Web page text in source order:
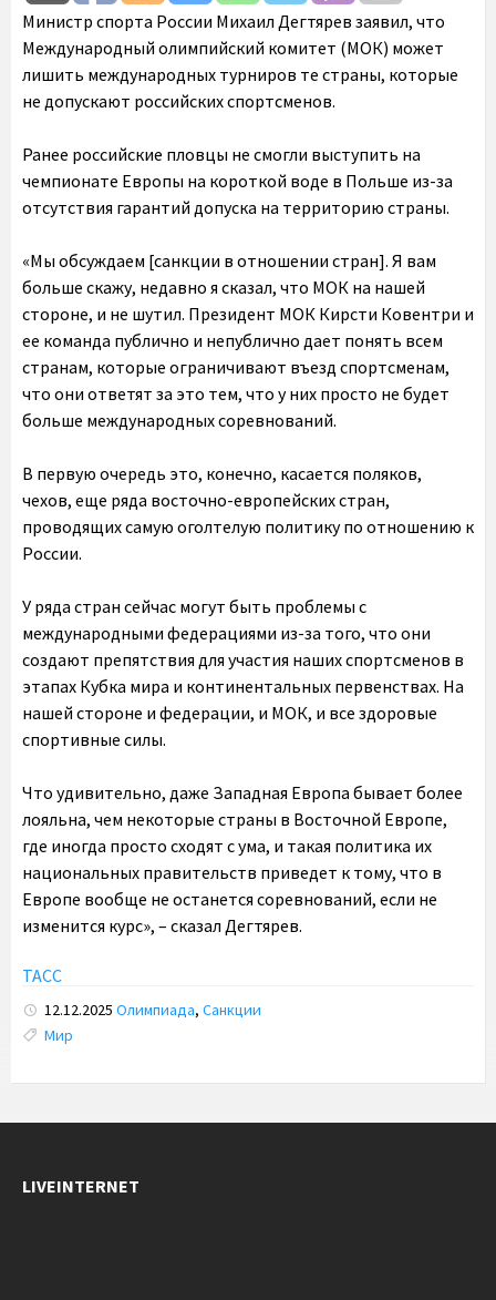
Министр спорта России Михаил Дегтярев заявил, что
Международный олимпийский комитет (МОК) может
лишить международных турниров те страны, которые
не допускают российских спортсменов.
Ранее российские пловцы не смогли выступить на
чемпионате Европы на короткой воде в Польше из-за
отсутствия гарантий допуска на территорию страны.
«Мы обсуждаем [санкции в отношении стран]. Я вам
больше скажу, недавно я сказал, что МОК на нашей
стороне, и не шутил. Президент МОК Кирсти Ковентри и
ее команда публично и непублично дает понять всем
странам, которые ограничивают въезд спортсменам,
что они ответят за это тем, что у них просто не будет
больше международных соревнований.
В первую очередь это, конечно, касается поляков,
чехов, еще ряда восточно-европейских стран,
проводящих самую оголтелую политику по отношению к
России.
У ряда стран сейчас могут быть проблемы с
международными федерациями из-за того, что они
создают препятствия для участия наших спортсменов в
этапах Кубка мира и континентальных первенствах. На
нашей стороне и федерации, и МОК, и все здоровые
спортивные силы.
Что удивительно, даже Западная Европа бывает более
лояльна, чем некоторые страны в Восточной Европе,
где иногда просто сходят с ума, и такая политика их
национальных правительств приведет к тому, что в
Европе вообще не останется соревнований, если не
изменится курс», – сказал Дегтярев.
ТАСС
12.12.2025 Олимпиада, Санкции
Tags:
Мир
LIVEINTERNET